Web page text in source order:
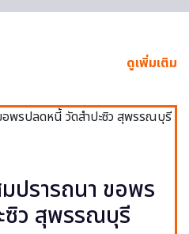
ดูเพิ่มเติม
ปรารถนา ขอพร
ซิว สุพรรณบุรี